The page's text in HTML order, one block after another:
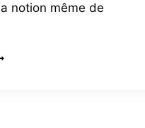
notion même de